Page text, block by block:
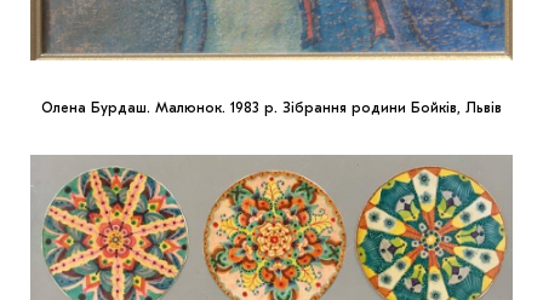
Олена Бурдаш. Малюнок. 1983 р. Зібрання родини Бойків, Львів